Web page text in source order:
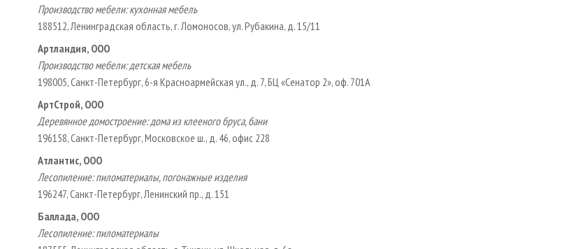
Производство мебели: кухонная мебель
188512, Ленинградская область, г. Ломоносов, ул. Рубакина, д. 15/11
Артландия, ООО
Производство мебели: детская мебель
198005, Санкт-Петербург, 6-я Красноармейская ул., д. 7, БЦ «Сенатор 2», оф. 701А
АртСтрой, ООО
Деревянное домостроение: дома из клееного бруса, бани
196158, Санкт-Петербург, Московское ш., д. 46, офис 228
Атлантис, ООО
Лесопиление: пиломатериалы, погонажные изделия
196247, Санкт-Петербург, Ленинский пр., д. 151
Баллада, ООО
Лесопиление: пиломатериалы